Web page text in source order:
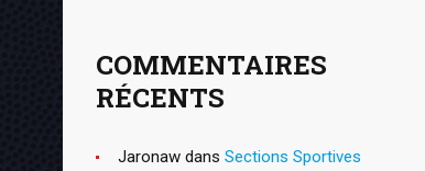
COMMENTAIRES
RÉCENTS
Jaronaw dans Sections Sportives